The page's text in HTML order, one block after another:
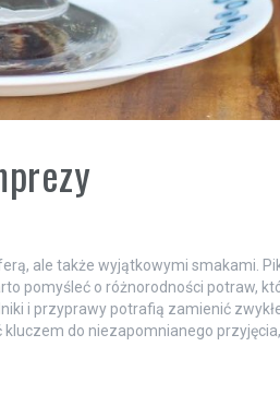
ale także wyjątkowymi smakami.
pomyśleć o różnorodności potraw,
i przyprawy potrafią zamienić
do niezapomnianego